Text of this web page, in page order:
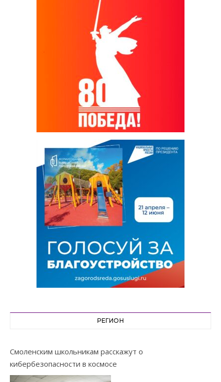
РЕГИОН
Смоленским школьникам расскажут о
кибербезопасности в космосе